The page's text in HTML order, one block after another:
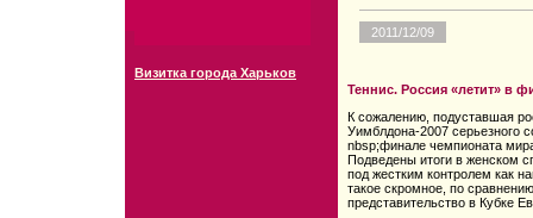
Визитка города Харьков
2011/12/09
Теннис. Россия «летит» в
К сожалению, подуставшая
Уимблдона-2007 серьезного
nbsp;финале чемпионата
Подведены итоги в женском
под жестким контролем как
такое скромное, по
представительство в Кубке